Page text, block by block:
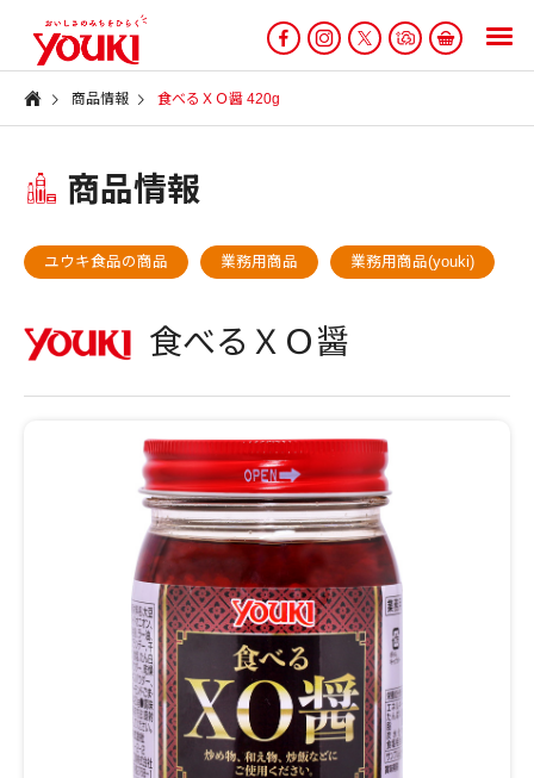
商品情報 食べるＸＯ醤 420g
商品情報
ユウキ食品の商品 業務用商品 業務用商品(youki)
食べるＸＯ醤